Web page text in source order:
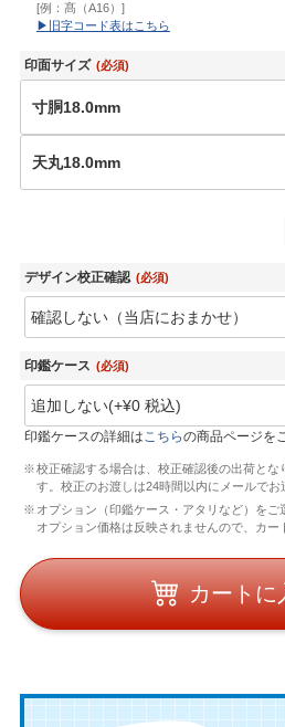
[例：髙（A16）]
▶︎旧字コード表はこちら
印面サイズ
寸胴18.0mm
天丸18.0mm
デザイン校正確認 (必須)
印鑑ケース (必須)
印鑑ケースの詳細はこちらの商品ページを
校正確認する場合は、校正確認後の出荷とな
す。校正のお渡しは24時間以内にメールでお
オプション（印鑑ケース・アタリなど）を
オプション価格は反映されませんので、カー
カートに